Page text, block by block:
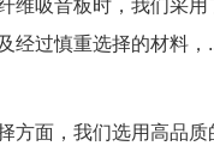
维吸音板时，我们采用
经过慎重选择的材料，
方面，我们选用高品质